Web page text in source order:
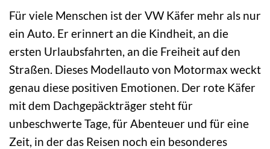
Für viele Menschen ist der VW Käfer mehr als nur
ein Auto. Er erinnert an die Kindheit, an die
ersten Urlaubsfahrten, an die Freiheit auf den
Straßen. Dieses Modellauto von Motormax weckt
genau diese positiven Emotionen. Der rote Käfer
mit dem Dachgepäckträger steht für
unbeschwerte Tage, für Abenteuer und für eine
Zeit, in der das Reisen noch ein besonderes